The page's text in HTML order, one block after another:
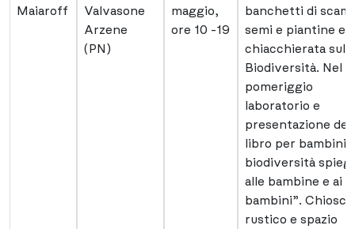
Maiaroff
Valvasone
Arzene
(PN)
maggio,
ore 10 -19
banchetti di
semi e piantine e
chiacchierata sulla
Biodiversità. Nel
pomeriggio
laboratorio e
presentazione del
libro per bambini
biodiversità
alle bambine e ai
bambini”. Chiosco
rustico e spazio